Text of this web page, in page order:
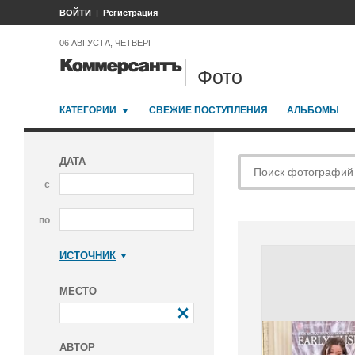
ВОЙТИ Регистрация
06 АВГУСТА, ЧЕТВЕРГ
Фото
КАТЕГОРИИ СВЕЖИЕ ПОСТУПЛЕНИЯ АЛЬБОМЫ
ДАТА
с
по
ИСТОЧНИК
МЕСТО
АВТОР